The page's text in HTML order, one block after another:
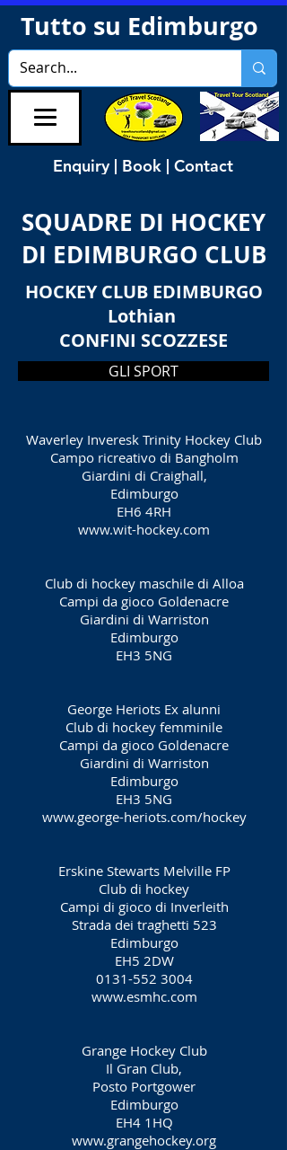
Tutto su Edimburgo
Enquiry | Book | Contact
SQUADRE DI HOCKEY
DI EDIMBURGO CLUB
HOCKEY CLUB EDIMBURGO
Lothian
CONFINI SCOZZESE
GLI SPORT
Waverley Inveresk Trinity Hockey Club
Campo ricreativo di Bangholm
Giardini di Craighall,
Edimburgo
EH6 4RH
www.wit-hockey.com
Club di hockey maschile di Alloa
Campi da gioco Goldenacre
Giardini di Warriston
Edimburgo
EH3 5NG
George Heriots Ex alunni
Club di hockey femminile
Campi da gioco Goldenacre
Giardini di Warriston
Edimburgo
EH3 5NG
www.george-heriots.com/hockey
Erskine Stewarts Melville FP
Club di hockey
Campi di gioco di Inverleith
Strada dei traghetti 523
Edimburgo
EH5 2DW
0131-552 3004
www.esmhc.com
Grange Hockey Club
Il Gran Club,
Posto Portgower
Edimburgo
EH4 1HQ
www.grangehockey.org